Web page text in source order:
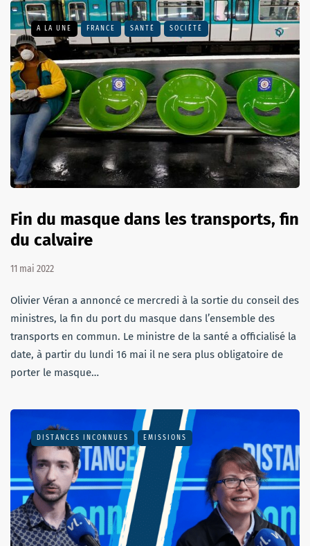
A LA UNE FRANCE SANTÉ SOCIÉTÉ
Fin du masque dans les transports, fin
du calvaire
11 mai 2022
Olivier Véran a annoncé ce mercredi à la sortie du conseil des
ministres, la fin du port du masque dans l’ensemble des
transports en commun. Le ministre de la santé a officialisé la
date, à partir du lundi 16 mai il ne sera plus obligatoire de
porter le masque…
DISTANCES INCONNUES EMISSIONS